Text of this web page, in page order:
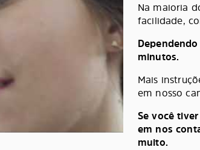
Na maioria
facilidade,
minutos.
Mais
em nosso
Se você
em nos
muito.